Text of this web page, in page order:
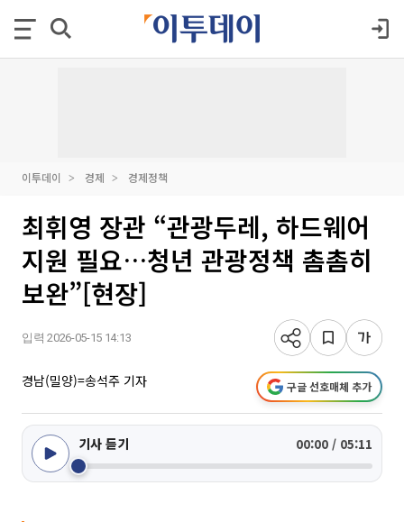
이투데이 경제 경제정책
최휘영 장관 “관광두레, 하드웨어
지원 필요…청년 관광정책 촘촘히
보완”[현장]
입력 2026-05-15 14:13
경남(밀양)=송석주 기자 구글 선호매체 추가
기사 듣기 00:00 / 05:11